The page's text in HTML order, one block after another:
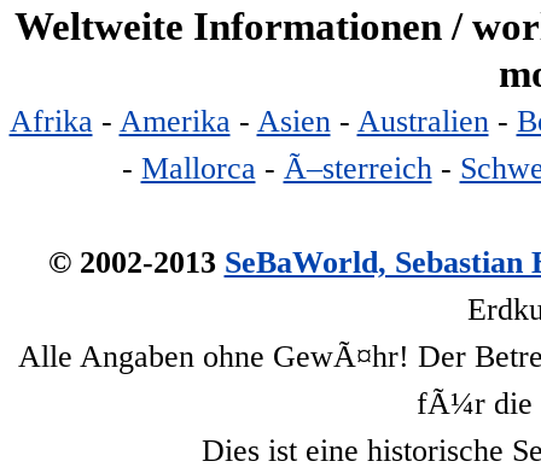
Weltweite Informationen /
Afrika - Amerika - Asien - Australien -
- Mallorca - Ã–sterreich -
© 2002-2013 SeBaWorld, Sebastian
Alle Angaben ohne GewÃ¤hr! Der
fÃ¼r die
Dies ist eine historische